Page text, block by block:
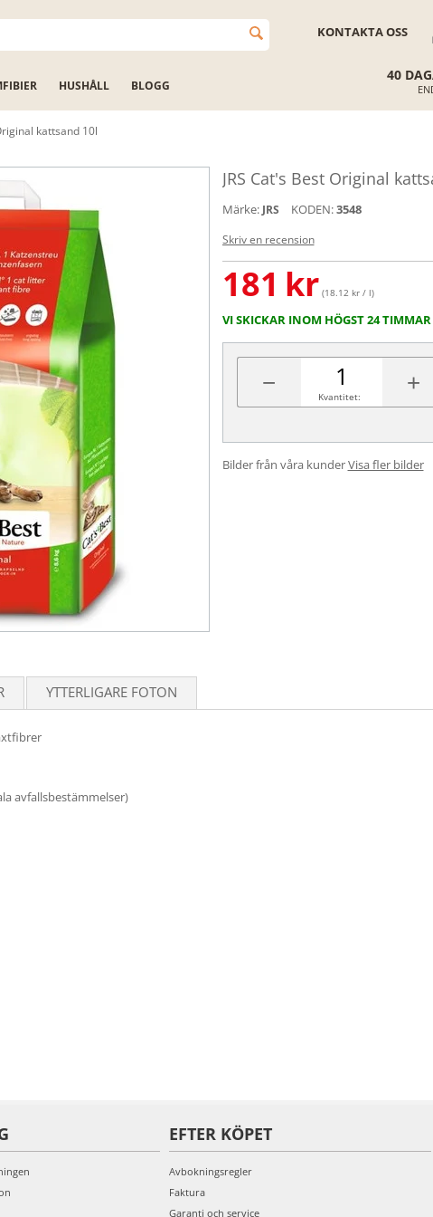
KONTAKTA OSS
HUSHÅLL BLOGG
40
kattsand 10l
JRS Cat's Best Original
Märke: JRS KODEN:3548
Skriv en recension
181 kr (18.12 kr / l)
VI SKICKAR INOM HÖGST 24 TIMMAR
− +
Kvantitet:
Bilder från våra kunderVisa fler bilder
YTTERLIGARE FOTON
avfallsbestämmelser)
EFTER KÖPET
Avbokningsregler
Faktura
Garanti och service